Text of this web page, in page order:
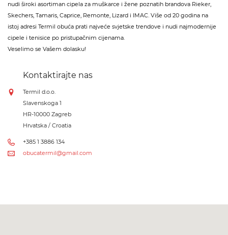
nudi široki asortiman cipela za muškarce i žene poznatih brandova Rieker,
Skechers, Tamaris, Caprice, Remonte, Lizard i IMAC. Više od 20 godina na
istoj adresi Termil obuća prati najveće svjetske trendove i nudi najmodernije
cipele i tenisice po pristupačnim cijenama.
Veselimo se Vašem dolasku!
Kontaktirajte nas
Termil d.o.o.
Slavenskoga 1
HR-10000 Zagreb
Hrvatska / Croatia
+385 1 3886 134
obucatermil@gmail.com